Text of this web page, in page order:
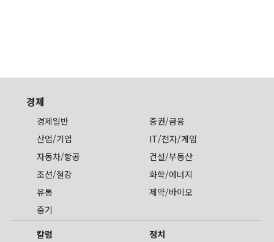
경제
경제일반
증권/금융
산업/기업
IT/전자/게임
자동차/항공
건설/부동산
조선/철강
화학/에너지
유통
제약/바이오
중기
칼럼
정치